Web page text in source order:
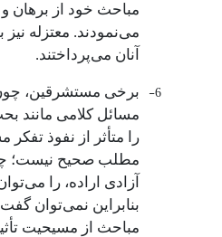
مباحث خود از برهان و
می‌نمودند. معتزله نیز
آنان می‌پرداختند.
6-
برخی مستشرقین،
مسائل کلامی مانند
را متأثر از نفوذ تفکر
مطلب صحیح نیست؛
آزادی اراده، را
بنابراین نمی‌توان
مباحث از مسیحیت